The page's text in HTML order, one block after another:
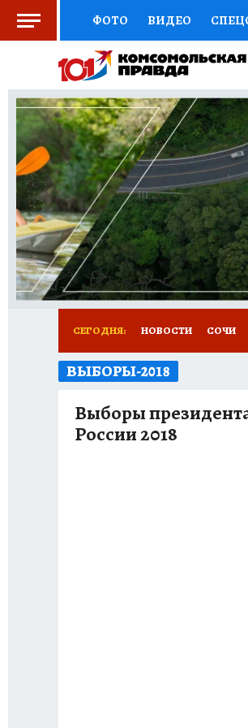
ФОТО ВИДЕО
СОЦПОДДЕРЖКА НАУКА
ВЫБОР ЭКСПЕРТОВ
КНИЖНАЯ ПОЛКА
ПРЕСС-ЦЕНТР
ВСЕ О КП РАДИО КП
СЕГОДНЯ: НОВОСТИ СОЧИ
ОТДЫХ В РОССИИ
ВЫБОРЫ-2018
Выборы
России 2018